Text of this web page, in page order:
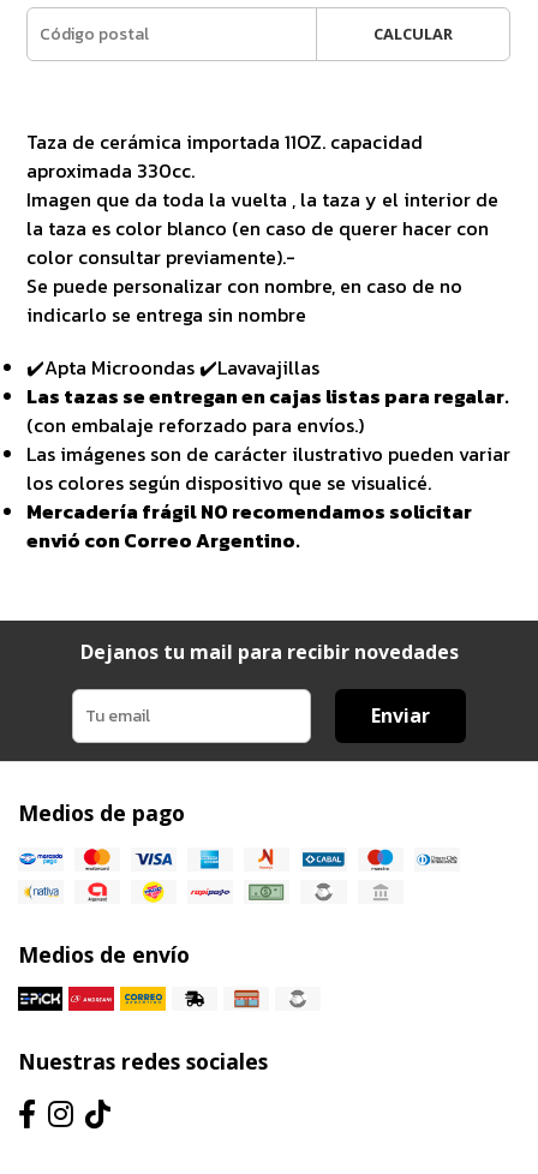
CALCULAR
Taza de cerámica importada 11OZ. capacidad
aproximada 330cc.
Imagen que da toda la vuelta , la taza y el interior de
la taza es color blanco (en caso de querer hacer con
color consultar previamente).-
Se puede personalizar con nombre, en caso de no
indicarlo se entrega sin nombre
✔️Apta Microondas ✔️Lavavajillas
Las tazas se entregan en cajas listas para regalar.
(con embalaje reforzado para envíos.)
Las imágenes son de carácter ilustrativo pueden variar
los colores según dispositivo que se visualicé.
Mercadería frágil NO recomendamos solicitar
envió con Correo Argentino.
Dejanos tu mail para recibir novedades
Enviar
Medios de pago
Medios de envío
Nuestras redes sociales